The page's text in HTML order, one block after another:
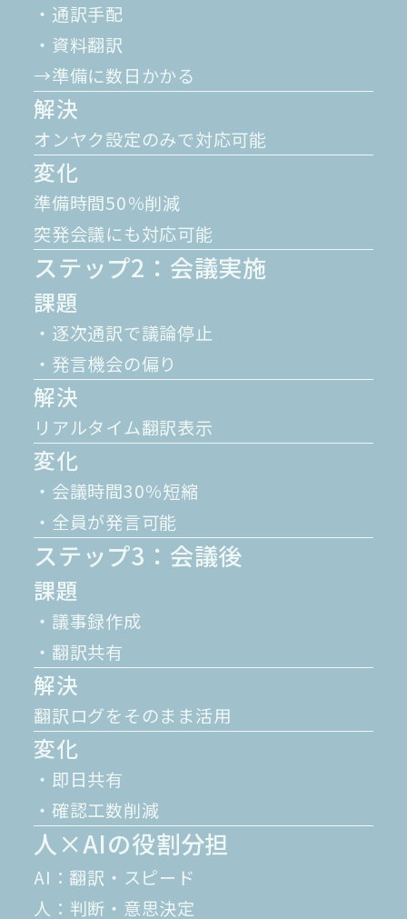
・通訳手配
・資料翻訳
→準備に数日かかる
解決
オンヤク設定のみで対応可能
変化
準備時間50％削減
突発会議にも対応可能
ステップ2：会議実施
課題
・逐次通訳で議論停止
・発言機会の偏り
解決
リアルタイム翻訳表示
変化
・会議時間30％短縮
・全員が発言可能
ステップ3：会議後
課題
・議事録作成
・翻訳共有
解決
翻訳ログをそのまま活用
変化
・即日共有
・確認工数削減
人×AIの役割分担
AI：翻訳・スピード
人：判断・意思決定